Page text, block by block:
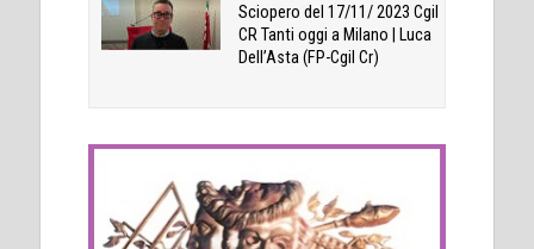
Sciopero del 17/11/ 2023 Cgil
CR Tanti oggi a Milano | Luca
Dell’Asta (FP-Cgil Cr)